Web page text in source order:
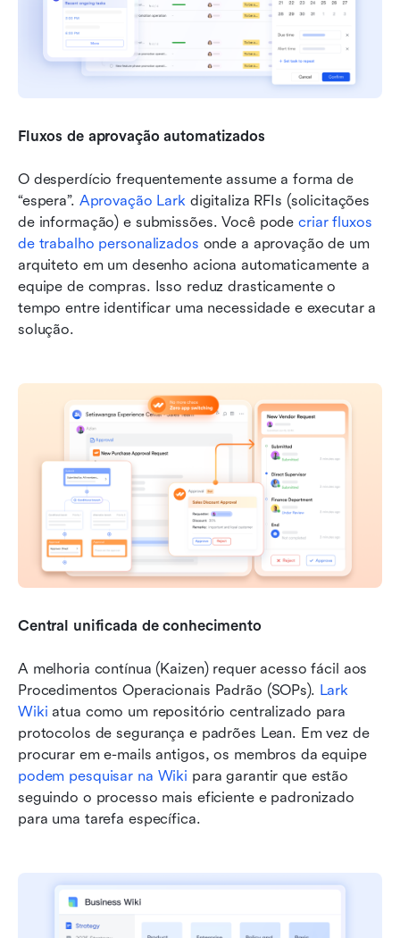
Fluxos de aprovação automatizados
O desperdício frequentemente assume a forma de
“espera”. Aprovação Lark digitaliza RFIs (solicitações
de informação) e submissões. Você pode criar fluxos
de trabalho personalizados onde a aprovação de um
arquiteto em um desenho aciona automaticamente a
equipe de compras. Isso reduz drasticamente o
tempo entre identificar uma necessidade e executar a
solução.
Central unificada de conhecimento
A melhoria contínua (Kaizen) requer acesso fácil aos
Procedimentos Operacionais Padrão (SOPs). Lark
Wiki atua como um repositório centralizado para
protocolos de segurança e padrões Lean. Em vez de
procurar em e-mails antigos, os membros da equipe
podem pesquisar na Wiki para garantir que estão
seguindo o processo mais eficiente e padronizado
para uma tarefa específica.